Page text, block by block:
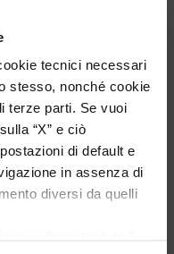
tecnici necessari
stesso, nonché cookie
terze parti. Se vuoi
“X” e ciò
di default e
in assenza di
diversi da quelli
impeccabile:
e massima
questo venditore a
e prodotti di altissimo
del mio acquisto e non